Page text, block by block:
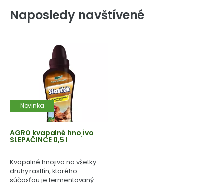
Naposledy navštívené
Novinka
AGRO kvapalné hnojivo
SLEPAČINCE 0,5 l
Kvapalné hnojivo na všetky
druhy rastlín, ktorého
súčasťou je fermentovaný